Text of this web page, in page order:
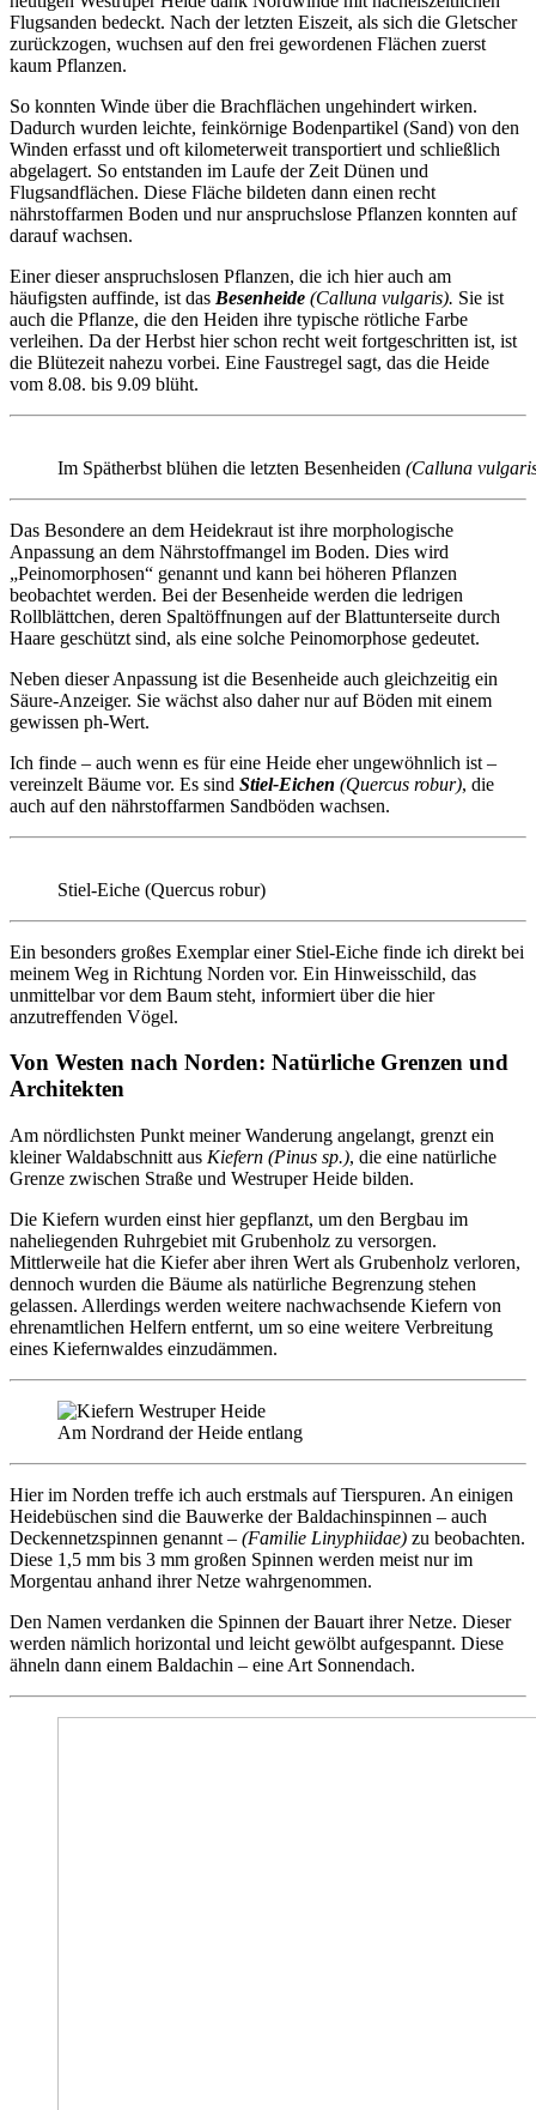
Flugsanden bedeckt. Nach der letzten Eiszeit, als sich die Gletscher
zurückzogen, wuchsen auf den frei gewordenen Flächen zuerst
kaum Pflanzen.
So konnten Winde über die Brachflächen ungehindert wirken.
Dadurch wurden leichte, feinkörnige Bodenpartikel (Sand) von den
Winden erfasst und oft kilometerweit transportiert und schließlich
abgelagert. So entstanden im Laufe der Zeit Dünen und
Flugsandflächen. Diese Fläche bildeten dann einen recht
nährstoffarmen Boden und nur anspruchslose Pflanzen konnten auf
darauf wachsen.
Einer dieser anspruchslosen Pflanzen, die ich hier auch am
häufigsten auffinde, ist das Besenheide (Calluna vulgaris). Sie ist
auch die Pflanze, die den Heiden ihre typische rötliche Farbe
verleihen. Da der Herbst hier schon recht weit fortgeschritten ist, ist
die Blütezeit nahezu vorbei. Eine Faustregel sagt, das die Heide
vom 8.08. bis 9.09 blüht.
Im Spätherbst blühen die letzten Besenheiden (Calluna
Das Besondere an dem Heidekraut ist ihre morphologische
Anpassung an dem Nährstoffmangel im Boden. Dies wird
„Peinomorphosen“ genannt und kann bei höheren Pflanzen
beobachtet werden. Bei der Besenheide werden die ledrigen
Rollblättchen, deren Spaltöffnungen auf der Blattunterseite durch
Haare geschützt sind, als eine solche Peinomorphose gedeutet.
Neben dieser Anpassung ist die Besenheide auch gleichzeitig ein
Säure-Anzeiger. Sie wächst also daher nur auf Böden mit einem
gewissen ph-Wert.
Ich finde – auch wenn es für eine Heide eher ungewöhnlich ist –
vereinzelt Bäume vor. Es sind Stiel-Eichen (Quercus robur), die
auch auf den nährstoffarmen Sandböden wachsen.
Stiel-Eiche (Quercus robur)
Ein besonders großes Exemplar einer Stiel-Eiche finde ich direkt bei
meinem Weg in Richtung Norden vor. Ein Hinweisschild, das
unmittelbar vor dem Baum steht, informiert über die hier
anzutreffenden Vögel.
Von Westen nach Norden: Natürliche Grenzen und
Architekten
Am nördlichsten Punkt meiner Wanderung angelangt, grenzt ein
kleiner Waldabschnitt aus Kiefern (Pinus sp.), die eine natürliche
Grenze zwischen Straße und Westruper Heide bilden.
Die Kiefern wurden einst hier gepflanzt, um den Bergbau im
naheliegenden Ruhrgebiet mit Grubenholz zu versorgen.
Mittlerweile hat die Kiefer aber ihren Wert als Grubenholz verloren,
dennoch wurden die Bäume als natürliche Begrenzung stehen
gelassen. Allerdings werden weitere nachwachsende Kiefern von
ehrenamtlichen Helfern entfernt, um so eine weitere Verbreitung
eines Kiefernwaldes einzudämmen.
Am Nordrand der Heide entlang
Hier im Norden treffe ich auch erstmals auf Tierspuren. An einigen
Heidebüschen sind die Bauwerke der Baldachinspinnen – auch
Deckennetzspinnen genannt – (Familie Linyphiidae) zu beobachten.
Diese 1,5 mm bis 3 mm großen Spinnen werden meist nur im
Morgentau anhand ihrer Netze wahrgenommen.
Den Namen verdanken die Spinnen der Bauart ihrer Netze. Dieser
werden nämlich horizontal und leicht gewölbt aufgespannt. Diese
ähneln dann einem Baldachin – eine Art Sonnendach.